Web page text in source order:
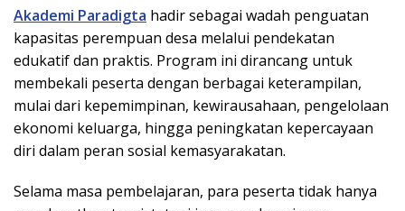
Akademi Paradigta hadir sebagai wadah penguatan
kapasitas perempuan desa melalui pendekatan
edukatif dan praktis. Program ini dirancang untuk
membekali peserta dengan berbagai keterampilan,
mulai dari kepemimpinan, kewirausahaan, pengelolaan
ekonomi keluarga, hingga peningkatan kepercayaan
diri dalam peran sosial kemasyarakatan.
Selama masa pembelajaran, para peserta tidak hanya